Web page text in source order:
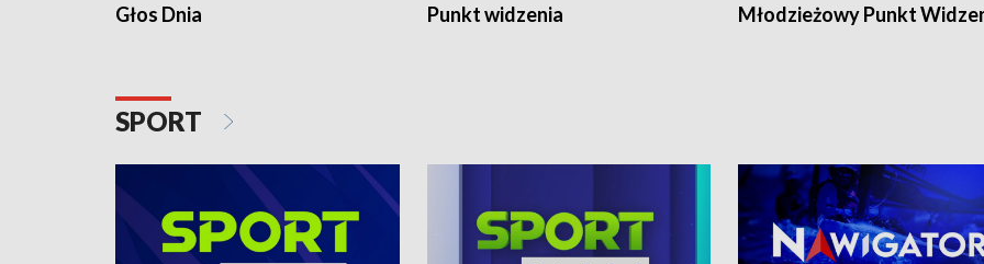
Głos Dnia Punkt widzenia Młodzieżowy Punkt
SPORT